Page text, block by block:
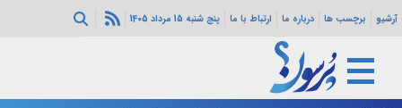
آرشیو برچسب ها درباره ما ارتباط با ما پنج شنبه 15 مرداد 1405